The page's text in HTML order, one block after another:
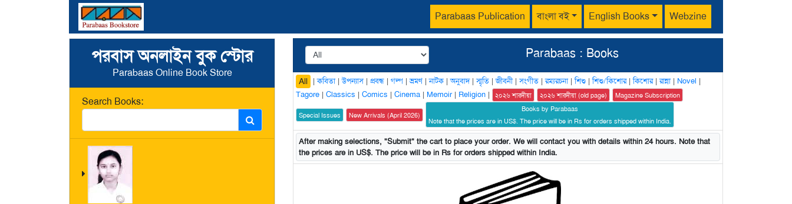
Parabaas Publication বাংলা বই English Books Webzine
পরবাস অনলাইন বুক স্টোর
Parabaas Online Book Store
Search Books:
Parabaas : Books
All |কবিতা|উপন্যাস| প্রবন্ধ | গল্প |ভ্রমণ|নাটক |অনুবাদ|স্মৃতি |জীবনী|সংগীত |রম্যরচনা|শিশু |শিশু/কিশোর|কিশোর|রান্না| Novel |
Tagore | Classics | Comics | Cinema | Memoir| Religion | ২০২৬ শারদীয়া ২০২৬ শারদীয়া (old page) Magazine Subscription
Special Issues New Arrivals (April 2026)
Books by Parabaas
Note that the prices are in US$. The price will be in Rs for orders shipped within India.
After making selections, "Submit" the cart to place your order. We will contact you with details within 24 hours. Note that
the prices are in US$. The price will be in Rs for orders shipped within India.